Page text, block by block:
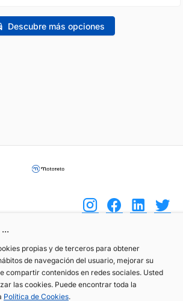
Descubre más opciones
propias y de terceros para obtener
de navegación del usuario, mejorar su
compartir contenidos en redes sociales. Usted
las cookies. Puede encontrar toda la
Política de Cookies.
(+34) 744 408 070
info@motoreto.com